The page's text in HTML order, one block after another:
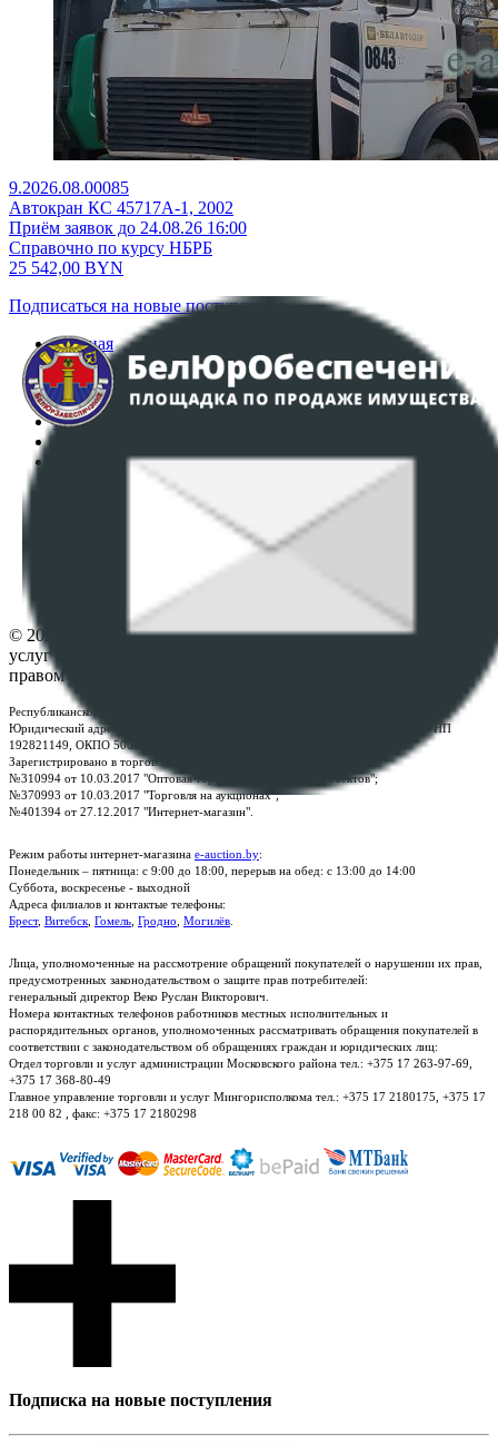
9.2026.08.00085
Автокран КС 45717А-1, 2002
Приём заявок до 24.08.26 16:00
Справочно по курсу НБРБ
25 542,00 BYN
Подписаться на новые поступления
Главная
Аукционы
Интернет-магазин
Регламент организации и проведения торгов
Политика в отношении обработки персональных
ПОЛОЖЕНИЕ О ПОЛИТИКЕ ОБРАБОТКИ COOKIE-
Настройки cookie-файлов
© 2026 Республиканское унитарное предприятие по оказанию
услуг "БелЮрОбеспечение" - Все права защищены авторским
правом
Республиканское унитарное предприятие по оказанию услуг "БелЮрОбеспечение"
Юридический адрес: г. Минск, пр-т. Дзержинского, 1Б, e-mail:
, УНП
192821149, ОКПО 500111895000
Зарегистрировано в торговом реестре Республики Беларусь:
№310994 от 10.03.2017 "Оптовая торговля без торговых объектов";
№370993 от 10.03.2017 "Торговля на аукционах";
№401394 от 27.12.2017 "Интернет-магазин".
Режим работы интернет-магазина e-auction.by:
Понедельник – пятница: с 9:00 до 18:00, перерыв на обед: с 13:00 до 14:00
Суббота, воскресенье - выходной
Адреса филиалов и контактые телефоны:
Брест, Витебск Гомель Гродно Могилёв
Лица, уполномоченные на рассмотрение обращений покупателей о нарушении их прав,
предусмотренных законодательством о защите прав потребителей:
генеральный директор Веко Руслан Викторович.
Номера контактных телефонов работников местных исполнительных и
распорядительных органов, уполномоченных рассматривать обращения покупателей в
соответствии с законодательством об обращениях граждан и юридических лиц:
Отдел торговли и услуг администрации Московского района тел.: +375 17 263-97-69,
+375 17 368-80-49
Главное управление торговли и услуг Мингорисполкома тел.: +375 17 2180175, +375 17
218 00 82 , факс: +375 17 2180298
Подписка на новые поступления